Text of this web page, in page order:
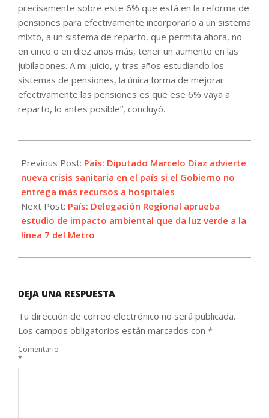
precisamente sobre este 6% que está en la reforma de
pensiones para efectivamente incorporarlo a un sistema
mixto, a un sistema de reparto, que permita ahora, no
en cinco o en diez años más, tener un aumento en las
jubilaciones. A mi juicio, y tras años estudiando los
sistemas de pensiones, la única forma de mejorar
efectivamente las pensiones es que ese 6% vaya a
reparto, lo antes posible”, concluyó.
07-
15
Previous Post: País: Diputado Marcelo Díaz advierte
nueva crisis sanitaria en el país si el Gobierno no
entrega más recursos a hospitales
Next Post: País: Delegación Regional aprueba
estudio de impacto ambiental que da luz verde a la
línea 7 del Metro
DEJA UNA RESPUESTA
Tu dirección de correo electrónico no será publicada.
Los campos obligatorios están marcados con *
Comentario
*